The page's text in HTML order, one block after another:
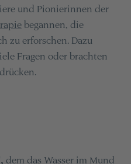
und Pionierinnen der
begannen, die
zu erforschen. Dazu
Fragen oder brachten
dem das Wasser im Mund